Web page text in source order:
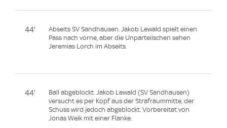
44'
Abseits SV Sandhausen. Jakob Lewald spielt einen
Pass nach vorne, aber die Unparteiischen sehen
Jeremias Lorch im Abseits.
44'
Ball abgeblockt. Jakob Lewald (SV Sandhausen)
versucht es per Kopf aus der Strafraummitte, der
Schuss wird jedoch abgeblockt. Vorbereitet von
Jonas Weik mit einer Flanke.